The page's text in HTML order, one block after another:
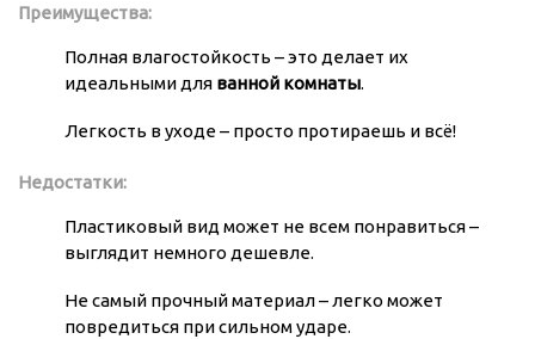
Преимущества:
Полная влагостойкость – это делает их
идеальными для ванной комнаты.
Легкость в уходе – просто протираешь и всё!
Недостатки:
Пластиковый вид может не всем понравиться –
выглядит немного дешевле.
Не самый прочный материал – легко может
повредиться при сильном ударе.